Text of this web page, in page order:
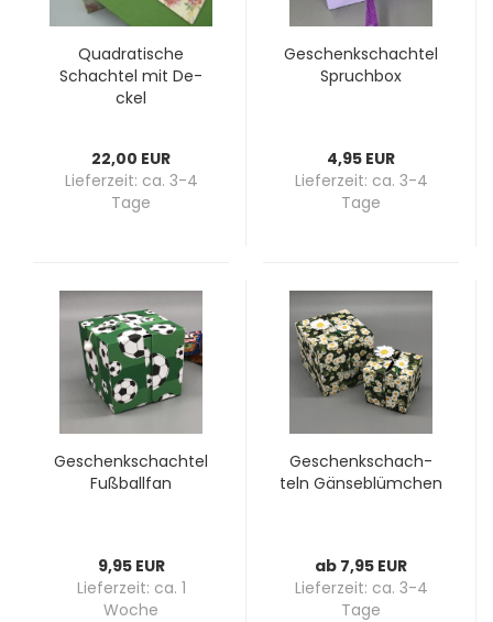
Qua­dra­ti­sche
Schach­tel mit De­
ckel
22,00 EUR
Lieferzeit: ca. 3-4
Tage
Ge­schenk­schach­tel
Spruch­box
4,95 EUR
Lieferzeit: ca. 3-4
Tage
Ge­schenk­schach­tel
Fuß­ball­fan
9,95 EUR
Lieferzeit: ca. 1
Woche
Ge­schenk­schach­
teln Gän­se­blüm­chen
ab 7,95 EUR
Lieferzeit: ca. 3-4
Tage